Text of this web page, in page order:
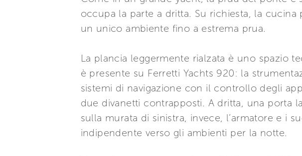
occupa la parte a dritta. Su richiesta, la
un unico ambiente fino a estrema prua.
La plancia leggermente rialzata è uno spazio
è presente su Ferretti Yachts 920: la
sistemi di navigazione con il controllo degli
due divanetti contrapposti. A dritta, una porta
sulla murata di sinistra, invece, l’armatore e i
indipendente verso gli ambienti per la notte.